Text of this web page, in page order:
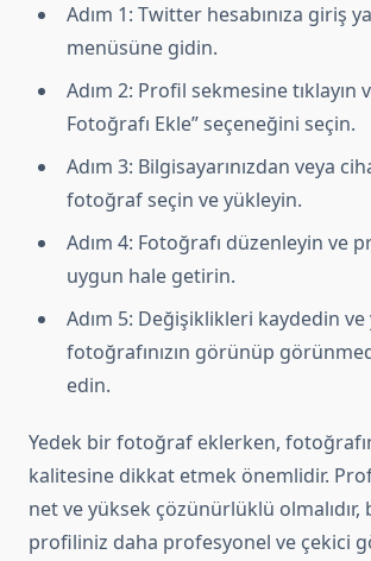
Adım 1: Twitter hesabınıza giriş
menüsüne gidin.
Adım 2: Profil sekmesine tıklayın
Fotoğrafı Ekle” seçeneğini seçin.
Adım 3: Bilgisayarınızdan veya
fotoğraf seçin ve yükleyin.
Adım 4: Fotoğrafı düzenleyin ve
uygun hale getirin.
Adım 5: Değişiklikleri kaydedin
fotoğrafınızın görünüp
edin.
Yedek bir fotoğraf eklerken,
kalitesine dikkat etmek önemlidir.
net ve yüksek çözünürlüklü olmalıdır,
profiliniz daha profesyonel ve çekici